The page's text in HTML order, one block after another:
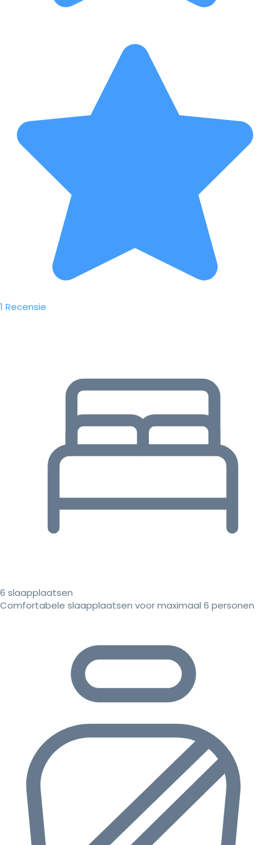
1 Recensie
6 slaapplaatsen
Comfortabele slaapplaatsen voor maximaal 6 personen